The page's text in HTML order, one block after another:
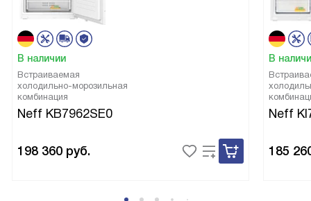
В наличии
Встраиваемая
холодильно-морозильная
комбинация
Neff KB7962SE0
198 360 руб.
В
Neff
185